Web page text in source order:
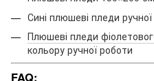
Сині плюшеві пледи
Плюшеві пледи
кольору ручної роботи
FAQ: